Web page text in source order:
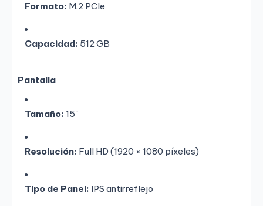
Formato: M.2 PCIe
Capacidad: 512 GB
Pantalla
Tamaño: 15"
Resolución: Full HD (1920 × 1080 píxeles)
Tipo de Panel: IPS antirreflejo